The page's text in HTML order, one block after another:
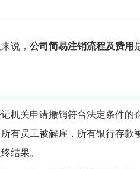
说， 公司简易注销流程及费用
机关申请撤销符合法定条件
有员工被解雇，所有银行存
结果。